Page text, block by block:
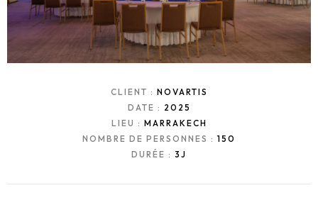
CLIENT : NOVARTIS
DATE : 2025
LIEU : MARRAKECH
NOMBRE DE PERSONNES : 150
DURÉE : 3J